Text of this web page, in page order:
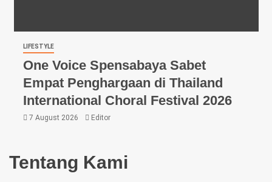
LIFESTYLE
One Voice Spensabaya Sabet
Empat Penghargaan di Thailand
International Choral Festival 2026
7 August 2026 Editor
Tentang Kami